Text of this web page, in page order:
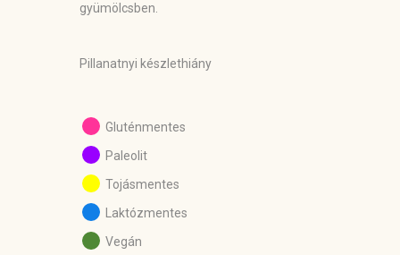
gyümölcsben.
Pillanatnyi készlethiány
Gluténmentes
Paleolit
Tojásmentes
Laktózmentes
Vegán